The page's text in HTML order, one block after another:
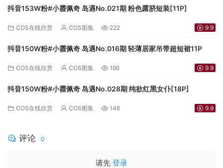
抖音153W粉#小霞佩奇 岛遇No.021期 粉色露脐短装[11P]
COS在线欣赏 COS图集 222 9.9
抖音150W粉#小霞佩奇 岛遇No.016期 轻薄居家吊带超短裙11P
COS在线欣赏 COS图集 166 9.9
抖音150W粉#小霞佩奇 岛遇No.028期 纯欲红黑女仆[18P]
COS在线欣赏 COS图集 148 9.9
评论 0
请先 登录